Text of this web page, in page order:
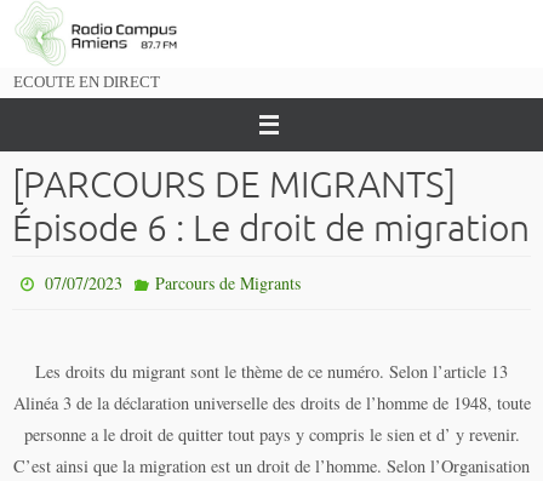
Passer
vers
ECOUTE EN DIRECT
[PARCOURS DE MIGRANTS]
Épisode 6 : Le droit de migration
07/07/2023 Parcours de Migrants
Les droits du migrant sont le thème de ce numéro. Selon l’article 13
Alinéa 3 de la déclaration universelle des droits de l’homme de 1948, toute
personne a le droit de quitter tout pays y compris le sien et d’ y revenir.
C’est ainsi que la migration est un droit de l’homme. Selon l’Organisation